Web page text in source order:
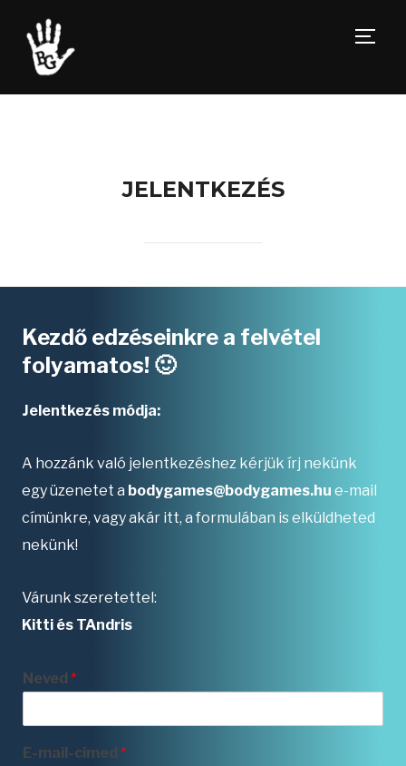
JELENTKEZÉS
Kezdő edzéseinkre a felvétel
folyamatos! 🙂
Jelentkezés módja:
A hozzánk való jelentkezéshez kérjük írj nekünk
egy üzenetet a bodygames@bodygames.hu e-mail
címünkre, vagy akár itt, a formulában is elküldheted
nekünk!
Várunk szeretettel:
Kitti és TAndris
Neved *
E-mail-címed *